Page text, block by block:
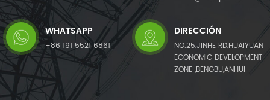
WHATSAPP
+86 191 5521 6861
DIRECCIÓN
NO.25,JINHE RD,HUAIYUAN
ECONOMIC DEVELOPMENT
ZONE ,BENGBU,ANHUI